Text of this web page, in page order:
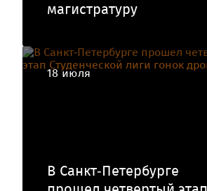
магистратуру
18 июля
В Санкт‑Петербурге